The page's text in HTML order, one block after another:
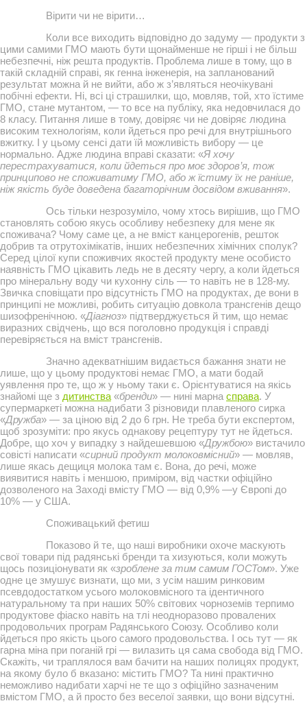
Вірити чи не вірити…
Коли все виходить відповідно до задуму — продукти з
цими самими ГМО мають бути щонайменше не гірші і не більш
небезпечні, ніж решта продуктів. Проблема лише в тому, що в
такій складній справі, як генна інженерія, на запланований
результат можна й не вийти, або ж з’являться неочікувані
побічні ефекти. Ні, всі ці страшилки, що, мовляв, той, хто їстиме
ГМО, стане мутантом, — то все на публіку, яка недовчилася до
8 класу. Питання лише в тому, довіряє чи не довіряє людина
високим технологіям, коли йдеться про речі для внутрішнього
вжитку. І у цьому сенсі дати їй можливість вибору — це
нормально. Адже людина вправі сказати: «Я хочу
перестрахуватися, коли йдеться про моє здоров’я, тож
принципово не споживатиму ГМО, або ж їстиму їх не раніше,
ніж якість буде доведена багаторічним досвідом вживання».
Ось тільки незрозуміло, чому хтось вирішив, що ГМО
становлять собою якусь особливу небезпеку для мене як
споживача? Чому саме це, а не вміст канцерогенів, решток
добрив та отрутохімікатів, інших небезпечних хімічних сполук?
Серед цілої купи споживчих якостей продукту мене особисто
наявність ГМО цікавить ледь не в десяту чергу, а коли йдеться
про мінеральну воду чи кухонну сіль — то навіть не в 128-му.
Звичка сповіщати про відсутність ГМО на продуктах, де вони в
принципі не можливі, робить ситуацію довкола трансгенів дещо
шизофренічною. «Діагноз» підтверджується й тим, що немає
виразних свідчень, що вся поголовно продукція і справді
перевіряється на вміст трансгенів.
Значно адекватнішим видається бажання знати не
лише, що у цьому продуктові немає ГМО, а мати бодай
уявлення про те, що ж у ньому таки є. Орієнтуватися на якісь
знайомі ще з дитинства «бренди» — нині марна справа. У
супермаркеті можна надибати 3 різновиди плавленого сирка
«Дружба» — за ціною від 2 до 6 грн. Не треба бути експертом,
щоб зрозуміти: про якусь однакову рецептуру тут не йдеться.
Добре, що хоч у випадку з найдешевшою «Дружбою» вистачило
совісті написати «сирний продукт молоковмісний» — мовляв,
лише якась дещиця молока там є. Вона, до речі, може
виявитися навіть і меншою, приміром, від частки офіційно
дозволеного на Заході вмісту ГМО — від 0,9% —у Європі до
10% — у США.
Споживацький фетиш
Показово й те, що наші виробники охоче маскують
свої товари під радянські бренди та хизуються, коли можуть
щось позиціонувати як «зроблене за тим самим ГОСТом». Уже
одне це змушує визнати, що ми, з усім нашим ринковим
псевдодостатком усього молоковмісного та ідентичного
натуральному та при наших 50% світових чорноземів терпимо
продуктове фіаско навіть на тлі неодноразово провалених
продовольчих програм Радянського Союзу. Особливо коли
йдеться про якість цього самого продовольства. І ось тут — як
гарна міна при поганій грі — вилазить ця сама свобода від ГМО.
Скажіть, чи траплялося вам бачити на наших полицях продукт,
на якому було б вказано: містить ГМО? Та нині практично
неможливо надибати харчі не те що з офіційно зазначеним
вмістом ГМО, а й просто без веселої заявки, що вони відсутні.